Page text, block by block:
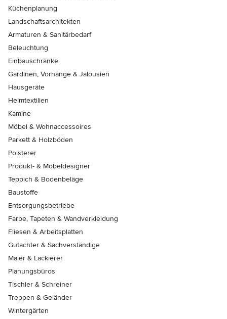
Küchenplanung
Landschaftsarchitekten
Armaturen & Sanitärbedarf
Beleuchtung
Einbauschränke
Gardinen, Vorhänge & Jalousien
Hausgeräte
Heimtextilien
Kamine
Möbel & Wohnaccessoires
Parkett & Holzböden
Polsterer
Produkt- & Möbeldesigner
Teppich & Bodenbeläge
Baustoffe
Entsorgungsbetriebe
Farbe, Tapeten & Wandverkleidung
Fliesen & Arbeitsplatten
Gutachter & Sachverständige
Maler & Lackierer
Planungsbüros
Tischler & Schreiner
Treppen & Geländer
Wintergärten